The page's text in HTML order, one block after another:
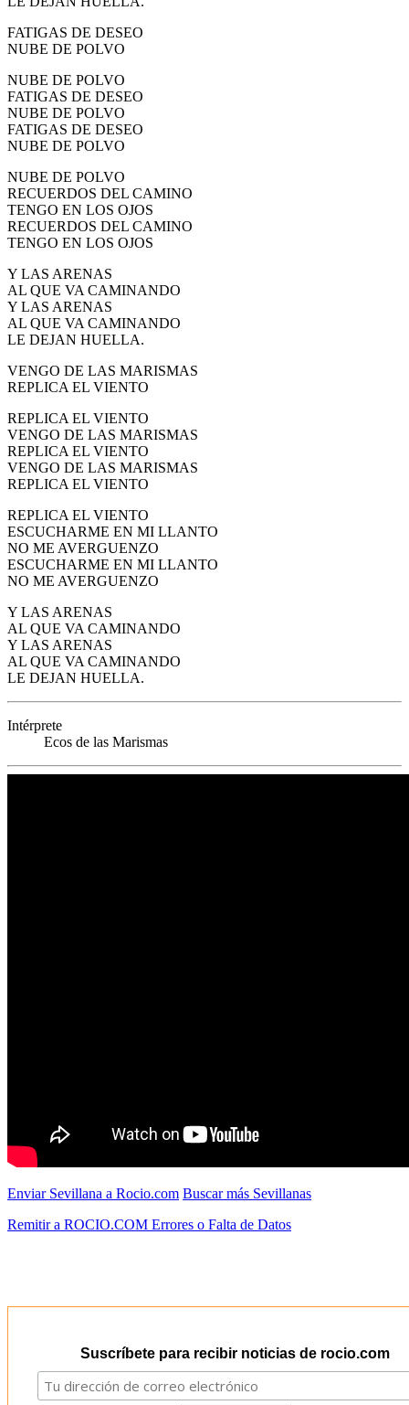
FATIGAS DE DESEO
NUBE DE POLVO
NUBE DE POLVO
FATIGAS DE DESEO
NUBE DE POLVO
FATIGAS DE DESEO
NUBE DE POLVO
NUBE DE POLVO
RECUERDOS DEL CAMINO
TENGO EN LOS OJOS
RECUERDOS DEL CAMINO
TENGO EN LOS OJOS
Y LAS ARENAS
AL QUE VA CAMINANDO
Y LAS ARENAS
AL QUE VA CAMINANDO
LE DEJAN HUELLA.
VENGO DE LAS MARISMAS
REPLICA EL VIENTO
REPLICA EL VIENTO
VENGO DE LAS MARISMAS
REPLICA EL VIENTO
VENGO DE LAS MARISMAS
REPLICA EL VIENTO
REPLICA EL VIENTO
ESCUCHARME EN MI LLANTO
NO ME AVERGUENZO
ESCUCHARME EN MI LLANTO
NO ME AVERGUENZO
Y LAS ARENAS
AL QUE VA CAMINANDO
Y LAS ARENAS
AL QUE VA CAMINANDO
LE DEJAN HUELLA.
Intérprete
Ecos de las Marismas
Enviar Sevillana a Rocio.com Buscar más Sevillanas
Remitir a ROCIO.COM Errores o Falta de Datos
Suscríbete para recibir noticias de rocio.com